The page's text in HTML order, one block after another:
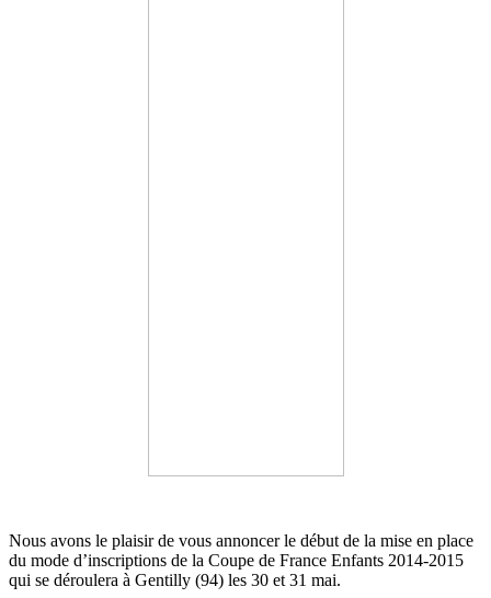
Nous avons le plaisir de vous annoncer le début de la mise en place
du mode d’inscriptions de la Coupe de France Enfants 2014-2015
qui se déroulera à Gentilly (94) les 30 et 31 mai.